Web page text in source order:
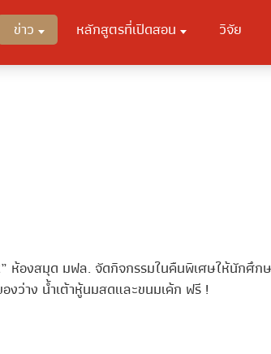
ข่าว หลักสูตรที่เปิดสอน วิจัย
ห้องสมุด มฟล. จัดกิจกรรมในคืนพิเศษให้นักศึก
ว่าง น้ำเต้าหู้นมสดและขนมเค้ก ฟรี !